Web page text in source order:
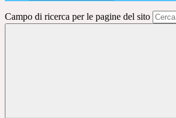
Campo di ricerca per le pagine del sito